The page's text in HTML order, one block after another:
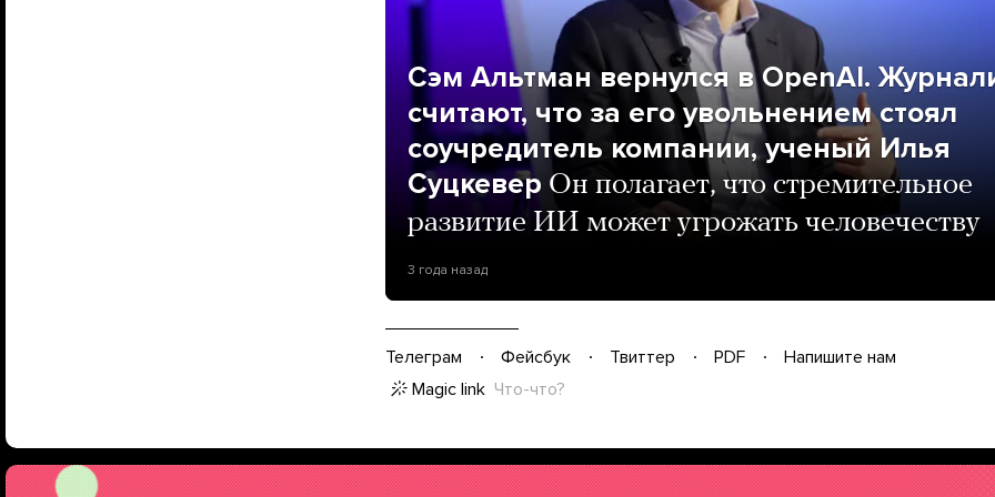
Сэм Альтман вернулся в OpenAI.
считают, что за его увольнением стоял
соучредитель компании, ученый Илья
Суцкевер Он полагает, что стремительное
развитие ИИ может угрожать человечеству
3 года назад
Телеграм Фейсбук Твиттер PDF
Напишите нам
Magic link Что-что?